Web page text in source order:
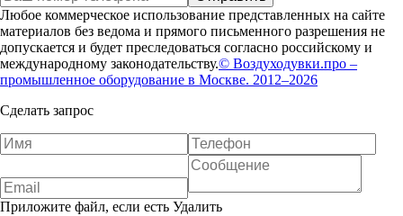
Любое коммерческое использование представленных на сайте
материалов без ведома и прямого письменного разрешения не
допускается и будет преследоваться согласно российскому и
международному законодательству.© Воздуходувки.про –
промышленное оборудование в Москве. 2012–2026
Сделать запрос
Приложите файл, если есть Удалить